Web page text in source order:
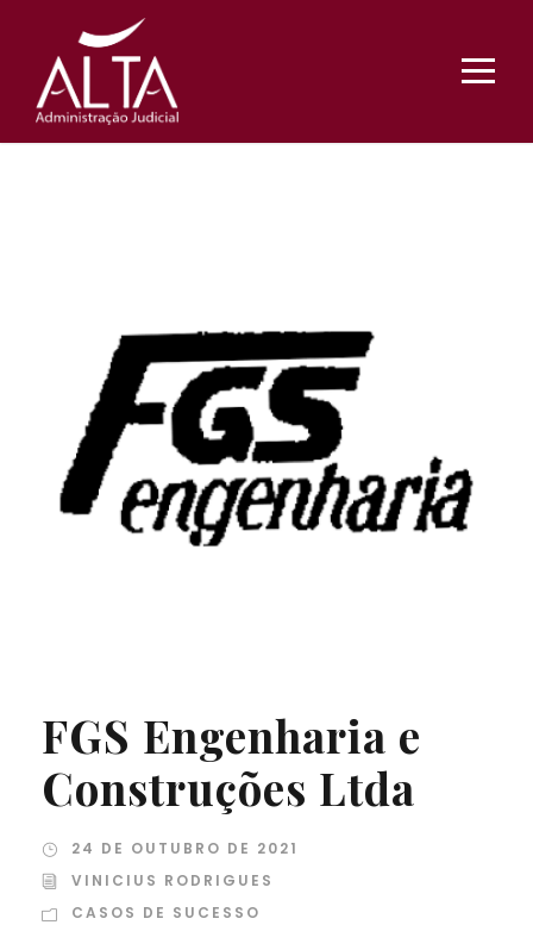
FGS Engenharia e
Construções Ltda
24 DE OUTUBRO DE 2021
VINICIUS RODRIGUES
CASOS DE SUCESSO